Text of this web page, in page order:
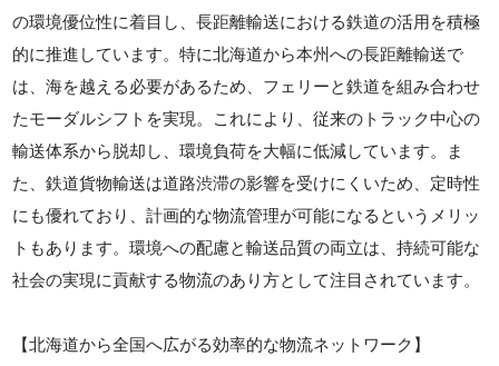
の環境優位性に着目し、長距離輸送における鉄道の活用を積極
的に推進しています。特に北海道から本州への長距離輸送で
は、海を越える必要があるため、フェリーと鉄道を組み合わせ
たモーダルシフトを実現。これにより、従来のトラック中心の
輸送体系から脱却し、環境負荷を大幅に低減しています。ま
た、鉄道貨物輸送は道路渋滞の影響を受けにくいため、定時性
にも優れており、計画的な物流管理が可能になるというメリッ
トもあります。環境への配慮と輸送品質の両立は、持続可能な
社会の実現に貢献する物流のあり方として注目されています。
【北海道から全国へ広がる効率的な物流ネットワーク】